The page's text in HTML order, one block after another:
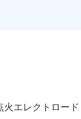
エレクトロー